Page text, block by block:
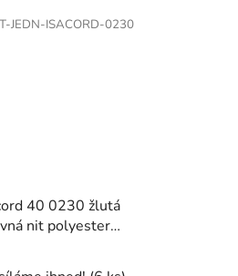
40 0230 žlutá
nit polyester
JEDN-ISACORD-0230